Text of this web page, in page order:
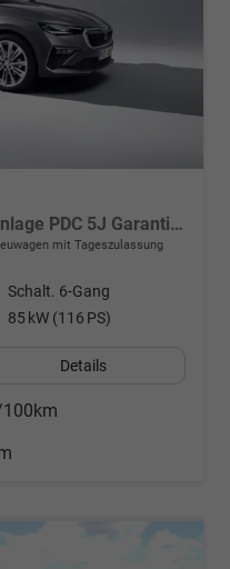
Essence 1,0 TSI LED Klimaanlage PDC 5J Garantie Spurhalteassistent Bluetooth
mit Tageszulassung
Schalt. 6-Gang
85 kW (116 PS)
Details